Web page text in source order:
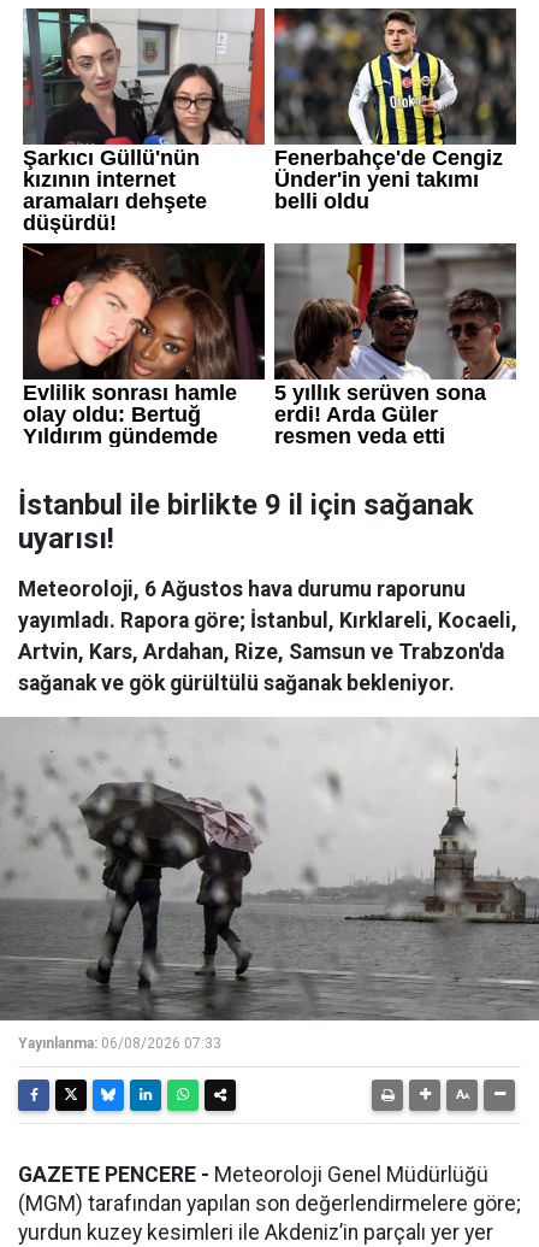
İstanbul ile birlikte 9 il için sağanak
uyarısı!
Meteoroloji, 6 Ağustos hava durumu raporunu
yayımladı. Rapora göre; İstanbul, Kırklareli, Kocaeli,
Artvin, Kars, Ardahan, Rize, Samsun ve Trabzon'da
sağanak ve gök gürültülü sağanak bekleniyor.
Yayınlanma: 06/08/2026 07:33
GAZETE PENCERE - Meteoroloji Genel Müdürlüğü
(MGM) tarafından yapılan son değerlendirmelere göre;
yurdun kuzey kesimleri ile Akdeniz’in parçalı yer yer